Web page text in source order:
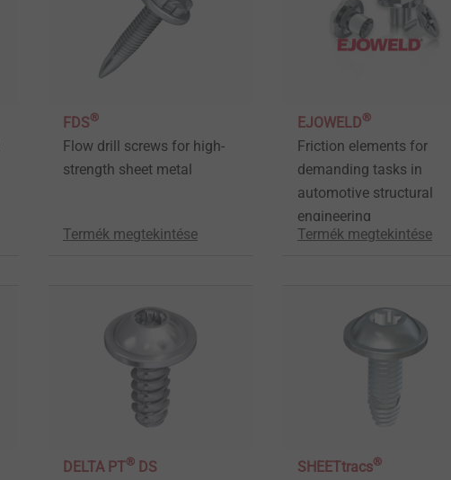
FDS®
Flow drill screws for high-
strength sheet metal
Termék megtekintése
EJOWELD®
Friction elements for
demanding tasks in
automotive structural
engineering
Termék megtekintése
DELTA PT®DS
SHEETtracs®